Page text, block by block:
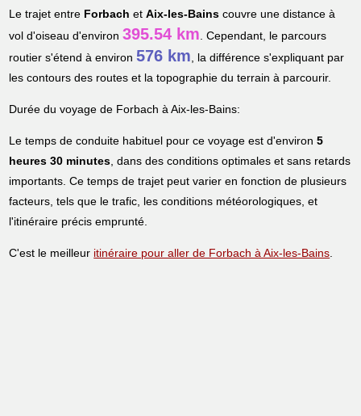
Le trajet entre Forbach etAix-les-Bains couvre une distance à
vol d'oiseau d'environ395.54 km. Cependant, le parcours
routier s'étend à environ576 km, la différence s'expliquant par
les contours des routes et la topographie du terrain à parcourir.
Durée du voyage de Forbach à Aix-les-Bains:
Le temps de conduite habituel pour ce voyage est d'environ5
heures 30 minutes, dans des conditions optimales et sans retards
importants. Ce temps de trajet peut varier en fonction de plusieurs
facteurs, tels que le trafic, les conditions météorologiques, et
l'itinéraire précis emprunté.
C'est le meilleur itinéraire pour aller de Forbach à Aix-les-Bains.